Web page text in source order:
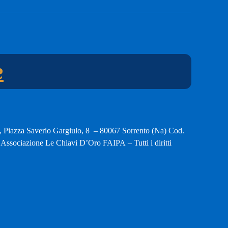
Piazza Saverio Gargiulo, 8 – 80067 Sorrento (Na) Cod.
Le Chiavi D’Oro FAIPA – Tutti i diritti